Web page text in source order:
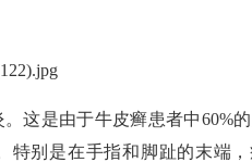
是由于牛皮癣患者中60%
特别是在手指和脚趾的末端